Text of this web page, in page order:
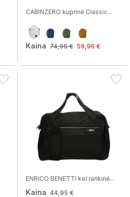
CABINZERO kuprinė Classic...
Kaina 74,95 € 59,96 €
ENRICO BENETTI kel.rankinė...
Kaina 44,95 €